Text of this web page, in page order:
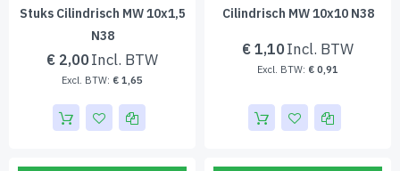
Stuks Cilindrisch MW 10x1,5
N38
€ 2,00
€ 1,65
Cilindrisch MW 10x10 N38
€ 1,10
€ 0,91